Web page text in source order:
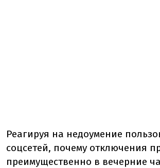
Реагируя на недоумение
соцсетей, почему отключения
преимущественно в вечерние